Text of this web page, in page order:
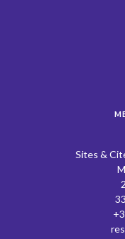
Sites &